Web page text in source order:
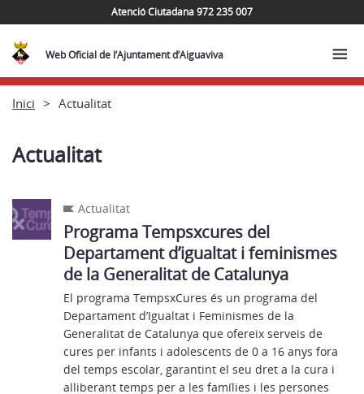
Atenció Ciutadana 972 235 007
Web Oficial de l’Ajuntament d’Aiguaviva
Inici Actualitat
Actualitat
Actualitat
Programa Tempsxcures del
Departament d’igualtat i feminismes
de la Generalitat de Catalunya
El programa TempsxCures és un programa del
Departament d’Igualtat i Feminismes de la
Generalitat de Catalunya que ofereix serveis de
cures per infants i adolescents de 0 a 16 anys fora
del temps escolar, garantint el seu dret a la cura i
alliberant temps per a les famílies i les persones